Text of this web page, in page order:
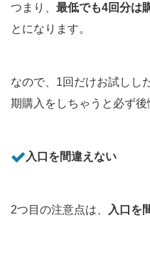
つまり、 最低でも4回分は
とになります。
なので、1回だけお試しし
期購入をしちゃうと必ず後
入口を間違えない
2つ目の注意点は、 入口を